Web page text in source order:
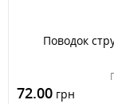
Поводок
72.00 грн